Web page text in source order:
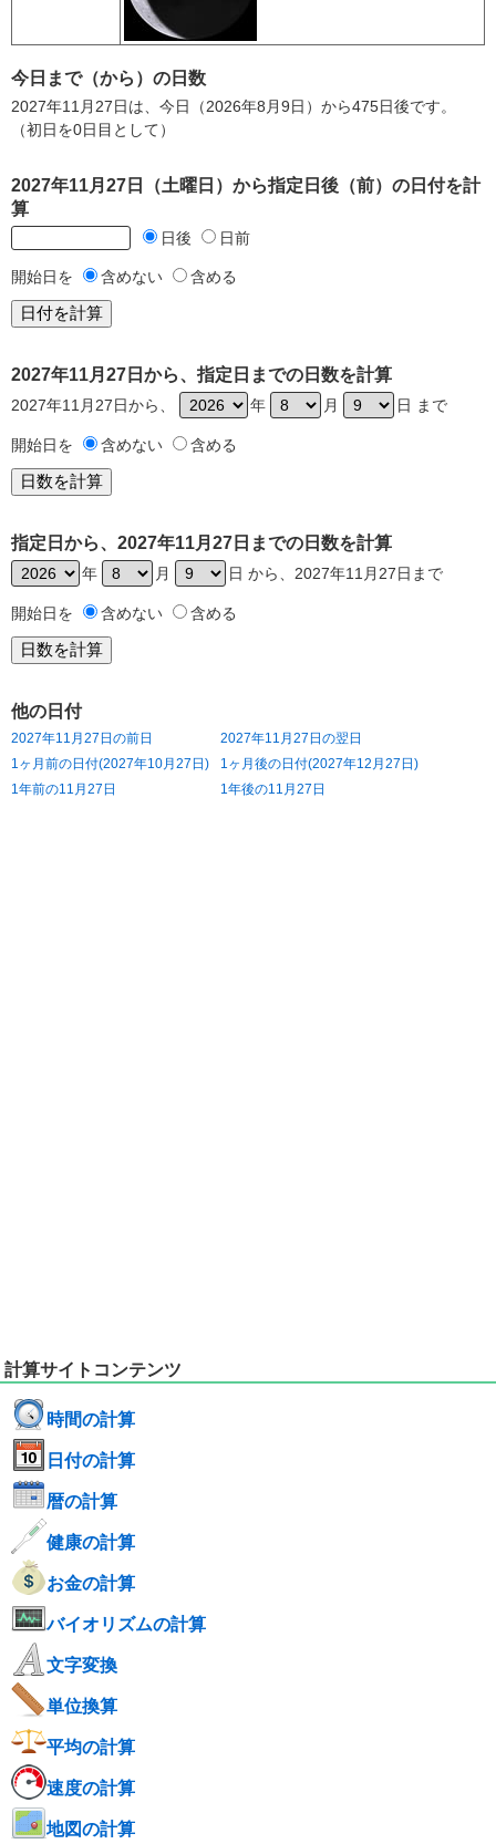
今日まで（から）の日数
2027年11月27日は、今日（2026年8月9日）から475日後です。
（初日を0日目として）
2027年11月27日（土曜日）から指定日後（前）の日付を計
算
日後 日前
開始日を 含めない 含める
2027年11月27日から、指定日までの日数を計算
2027年11月27日から、 年 月 日 まで
開始日を 含めない 含める
指定日から、2027年11月27日までの日数を計算
年 月 日 から、2027年11月27日まで
開始日を 含めない 含める
他の日付
2027年11月27日の前日
2027年11月27日の翌日
1ヶ月前の日付(2027年10月27日)
1ヶ月後の日付(2027年12月27日)
1年前の11月27日
1年後の11月27日
計算サイトコンテンツ
時間の計算
日付の計算
暦の計算
健康の計算
お金の計算
バイオリズムの計算
文字変換
単位換算
平均の計算
速度の計算
地図の計算